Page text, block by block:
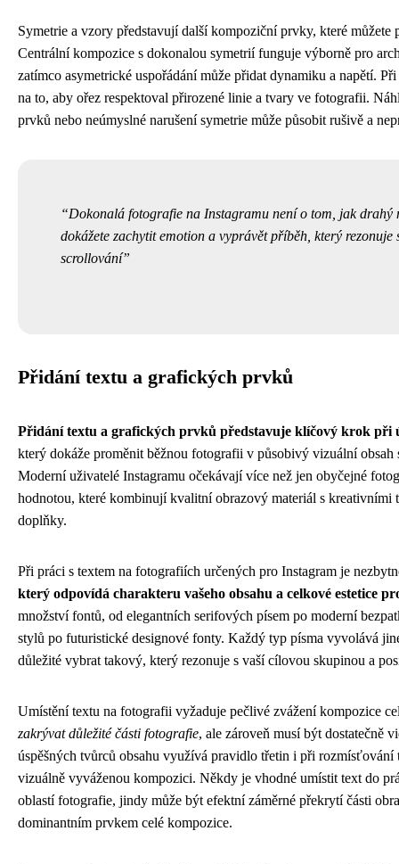
Symetrie a vzory představují další kompoziční prvky, které
Centrální kompozice s dokonalou symetrií funguje výborně pro
zatímco asymetrické uspořádání může přidat dynamiku a napětí.
na to, aby ořez respektoval přirozené linie a tvary ve fotografii.
prvků nebo neúmyslné narušení symetrie může působit rušivě a
Dokonalá fotografie na Instagramu není o tom, jak drahý
dokážete zachytit emotion a vyprávět příběh, který
scrollování
Přidání textu a grafických prvků
Přidání textu a grafických prvků představuje klíčový krok při
který dokáže proměnit běžnou fotografii v působivý vizuální obsah
Moderní uživatelé Instagramu očekávají více než jen obyčejné
hodnotou, které kombinují kvalitní obrazový materiál s
doplňky.
Při práci s textem na fotografiích určených pro Instagram je
který odpovídá charakteru vašeho obsahu a celkové estetice
množství fontů, od elegantních serifových písem po moderní
stylů po futuristické designové fonty. Každý typ písma vyvolává
důležité vybrat takový, který rezonuje s vaší cílovou skupinou a
Umístění textu na fotografii vyžaduje pečlivé zvážení kompozice
zakrývat důležité části fotografie, ale zároveň musí být dostatečně
úspěšných tvůrců obsahu využívá pravidlo třetin i při
vizuálně vyváženou kompozici. Někdy je vhodné umístit text do
oblastí fotografie, jindy může být efektní záměrné překrytí části
dominantním prvkem celé kompozice.